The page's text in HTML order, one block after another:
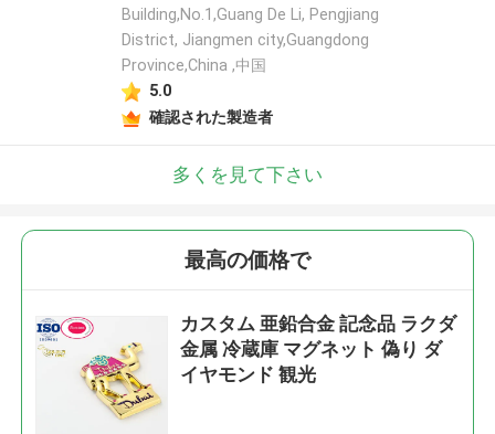
Building,No.1,Guang De Li, Pengjiang
District, Jiangmen city,Guangdong
Province,China ,中国
5.0
確認された製造者
多くを見て下さい
最高の価格で
カスタム 亜鉛合金 記念品 ラクダ
金属 冷蔵庫 マグネット 偽り ダ
イヤモンド 観光